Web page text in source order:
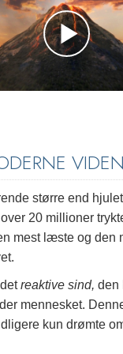
større end
20 millioner
mest læste og den
reaktive sind, den
mennesket.
kun drømte